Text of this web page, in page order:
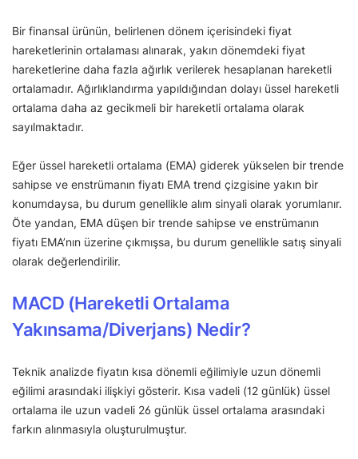
Bir finansal ürünün, belirlenen dönem içerisindeki fiyat
hareketlerinin ortalaması alınarak, yakın dönemdeki fiyat
hareketlerine daha fazla ağırlık verilerek hesaplanan hareketli
ortalamadır. Ağırlıklandırma yapıldığından dolayı üssel hareketli
ortalama daha az gecikmeli bir hareketli ortalama olarak
sayılmaktadır.
Eğer üssel hareketli ortalama (EMA) giderek yükselen bir trende
sahipse ve enstrümanın fiyatı EMA trend çizgisine yakın bir
konumdaysa, bu durum genellikle alım sinyali olarak yorumlanır.
Öte yandan, EMA düşen bir trende sahipse ve enstrümanın
fiyatı EMA’nın üzerine çıkmışsa, bu durum genellikle satış sinyali
olarak değerlendirilir.
MACD (Hareketli Ortalama
Yakınsama/Diverjans) Nedir?
Teknik analizde fiyatın kısa dönemli eğilimiyle uzun dönemli
eğilimi arasındaki ilişkiyi gösterir. Kısa vadeli (12 günlük) üssel
ortalama ile uzun vadeli 26 günlük üssel ortalama arasındaki
farkın alınmasıyla oluşturulmuştur.